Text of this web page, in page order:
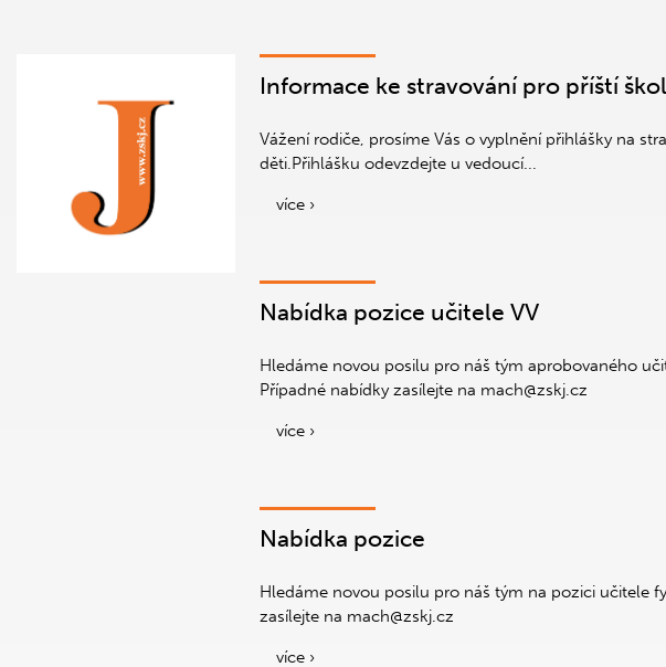
Informace ke stravování pro příští
Vážení rodiče, prosíme Vás o vyplnění přihlášky na
děti.Přihlášku odevzdejte u vedoucí...
více ›
Nabídka pozice učitele VV
Hledáme novou posilu pro náš tým aprobovaného
Případné nabídky zasílejte na mach@zskj.cz
více ›
Nabídka pozice
Hledáme novou posilu pro náš tým na pozici učitele
zasílejte na mach@zskj.cz
více ›